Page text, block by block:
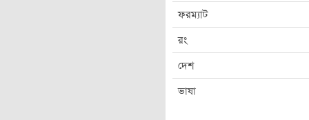
ফরম্যাট
রং
দেশ
ভাষা